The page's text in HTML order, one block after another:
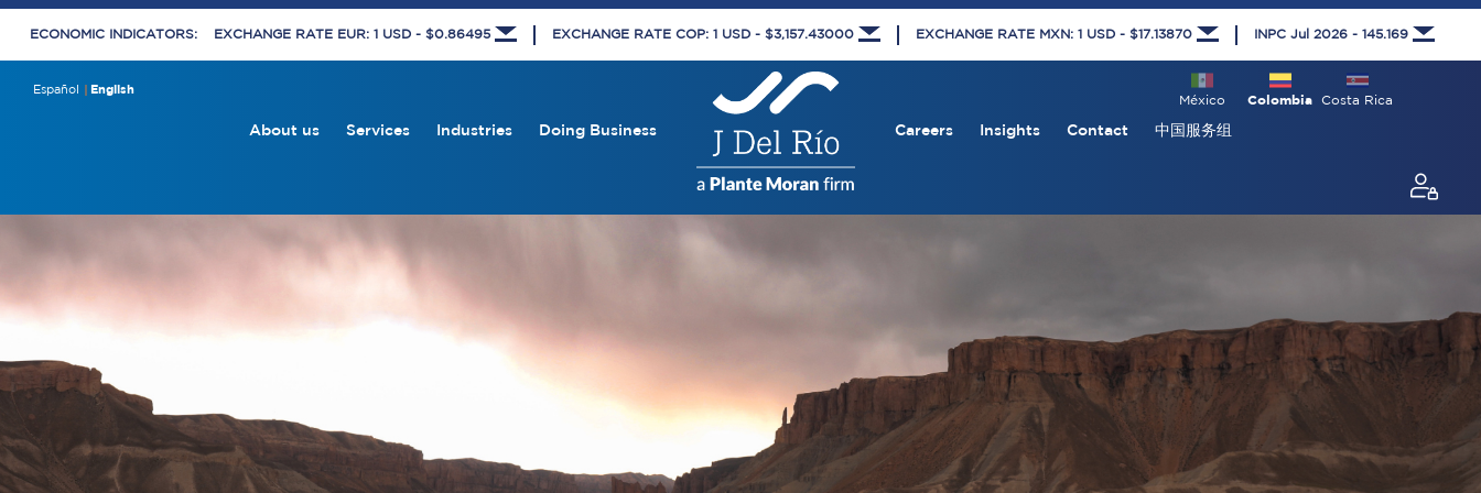
ECONOMIC INDICATORS: EXCHANGE RATE EUR: 1 USD - $0.86495 EXCHANGE RATE COP: 1 USD - $3,157.43000 EXCHANGE RATE MXN: 1 USD - $17.13870 INPC Jul 2026 - 145.169
Español English
Costa Rica
Colombia
México
About us Services Industries Doing Business Careers Insights Contact 中国服务组